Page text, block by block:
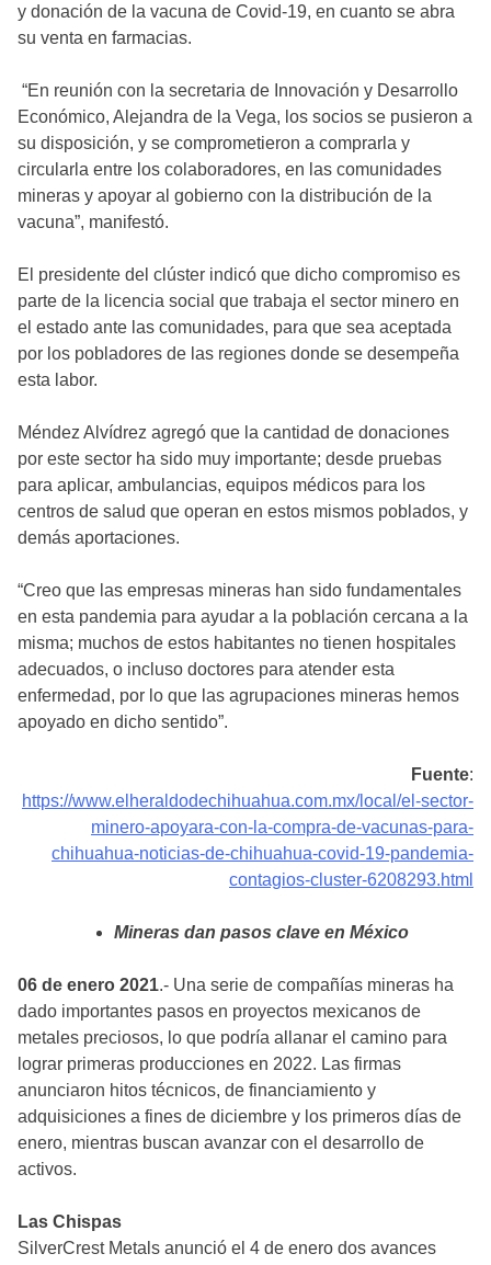
y donación de la vacuna de Covid-19, en cuanto se abra
su venta en farmacias.
“En reunión con la secretaria de Innovación y Desarrollo
Económico, Alejandra de la Vega, los socios se pusieron a
su disposición, y se comprometieron a comprarla y
circularla entre los colaboradores, en las comunidades
mineras y apoyar al gobierno con la distribución de la
vacuna”, manifestó.
El presidente del clúster indicó que dicho compromiso es
parte de la licencia social que trabaja el sector minero en
el estado ante las comunidades, para que sea aceptada
por los pobladores de las regiones donde se desempeña
esta labor.
Méndez Alvídrez agregó que la cantidad de donaciones
por este sector ha sido muy importante; desde pruebas
para aplicar, ambulancias, equipos médicos para los
centros de salud que operan en estos mismos poblados, y
demás aportaciones.
“Creo que las empresas mineras han sido fundamentales
en esta pandemia para ayudar a la población cercana a la
misma; muchos de estos habitantes no tienen hospitales
adecuados, o incluso doctores para atender esta
enfermedad, por lo que las agrupaciones mineras hemos
apoyado en dicho sentido”.
Fuente:
https://www.elheraldodechihuahua.com.mx/local/el-sector-
minero-apoyara-con-la-compra-de-vacunas-para-
chihuahua-noticias-de-chihuahua-covid-19-pandemia-
contagios-cluster-6208293.html
Mineras dan pasos clave en México
06 de enero 2021.- Una serie de compañías mineras ha
dado importantes pasos en proyectos mexicanos de
metales preciosos, lo que podría allanar el camino para
lograr primeras producciones en 2022. Las firmas
anunciaron hitos técnicos, de financiamiento y
adquisiciones a fines de diciembre y los primeros días de
enero, mientras buscan avanzar con el desarrollo de
activos.
Las Chispas
SilverCrest Metals anunció el 4 de enero dos avances